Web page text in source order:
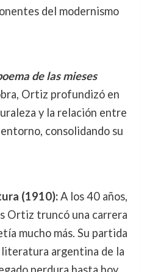
del modernismo
de las mieses
Ortiz profundizó en
y la relación entre
consolidando su
(1910):A los 40 años,
Ortiz truncó una carrera
mucho más. Su partida
literatura argentina de la